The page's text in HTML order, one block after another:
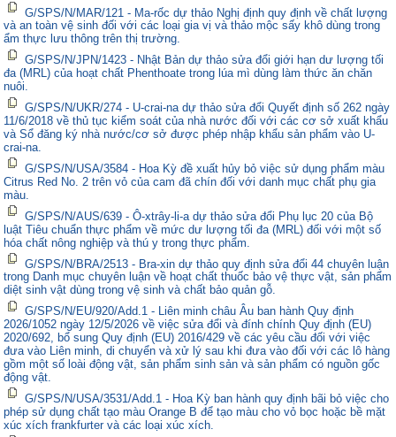
G/SPS/N/MAR/121 - Ma-rốc dự thảo Nghị định quy định về chất lượng
và an toàn vệ sinh đối với các loại gia vị và thảo mộc sấy khô dùng trong
ẩm thực lưu thông trên thị trường.
G/SPS/N/JPN/1423 - Nhật Bản dự thảo sửa đổi giới hạn dư lượng tối
đa (MRL) của hoạt chất Phenthoate trong lúa mì dùng làm thức ăn chăn
nuôi.
G/SPS/N/UKR/274 - U-crai-na dự thảo sửa đổi Quyết định số 262 ngày
11/6/2018 về thủ tục kiểm soát của nhà nước đối với các cơ sở xuất khẩu
và Sổ đăng ký nhà nước/cơ sở được phép nhập khẩu sản phẩm vào U-
crai-na.
G/SPS/N/USA/3584 - Hoa Kỳ đề xuất hủy bỏ việc sử dụng phẩm màu
Citrus Red No. 2 trên vỏ của cam đã chín đối với danh mục chất phụ gia
màu.
G/SPS/N/AUS/639 - Ô-xtrây-li-a dự thảo sửa đổi Phụ lục 20 của Bộ
luật Tiêu chuẩn thực phẩm về mức dư lượng tối đa (MRL) đối với một số
hóa chất nông nghiệp và thú y trong thực phẩm.
G/SPS/N/BRA/2513 - Bra-xin dự thảo quy định sửa đổi 44 chuyên luận
trong Danh mục chuyên luận về hoạt chất thuốc bảo vệ thực vật, sản phẩm
diệt sinh vật dùng trong vệ sinh và chất bảo quản gỗ.
G/SPS/N/EU/920/Add.1 - Liên minh châu Âu ban hành Quy định
2026/1052 ngày 12/5/2026 về việc sửa đổi và đính chính Quy định (EU)
2020/692, bổ sung Quy định (EU) 2016/429 về các yêu cầu đối với việc
đưa vào Liên minh, di chuyển và xử lý sau khi đưa vào đối với các lô hàng
gồm một số loài động vật, sản phẩm sinh sản và sản phẩm có nguồn gốc
động vật.
G/SPS/N/USA/3531/Add.1 - Hoa Kỳ ban hành quy định bãi bỏ việc cho
phép sử dụng chất tạo màu Orange B để tạo màu cho vỏ bọc hoặc bề mặt
xúc xích frankfurter và các loại xúc xích.